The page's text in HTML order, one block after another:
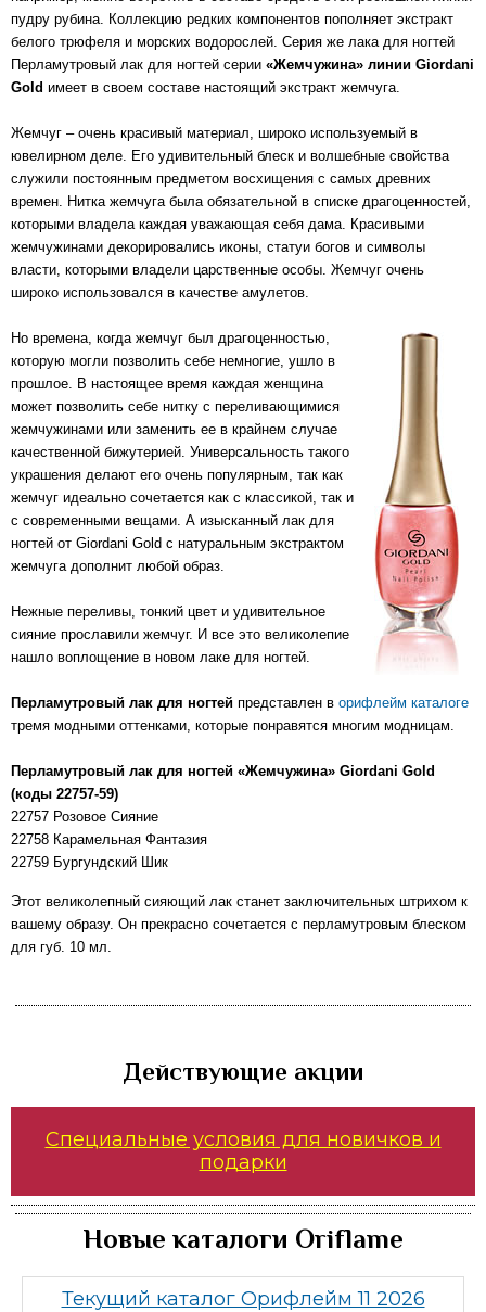
пудру рубина. Коллекцию редких компонентов пополняет экстракт
белого трюфеля и морских водорослей. Серия же лака для ногтей
Перламутровый лак для ногтей серии «Жемчужина» линии Giordani
Gold имеет в своем составе настоящий экстракт жемчуга.
Жемчуг – очень красивый материал, широко используемый в
ювелирном деле. Его удивительный блеск и волшебные свойства
служили постоянным предметом восхищения с самых древних
времен. Нитка жемчуга была обязательной в списке драгоценностей,
которыми владела каждая уважающая себя дама. Красивыми
жемчужинами декорировались иконы, статуи богов и символы
власти, которыми владели царственные особы. Жемчуг очень
широко использовался в качестве амулетов.
Но времена, когда жемчуг был драгоценностью,
которую могли позволить себе немногие, ушло в
прошлое. В настоящее время каждая женщина
может позволить себе нитку с переливающимися
жемчужинами или заменить ее в крайнем случае
качественной бижутерией. Универсальность такого
украшения делают его очень популярным, так как
жемчуг идеально сочетается как с классикой, так и
с современными вещами. А изысканный лак для
ногтей от Giordani Gold с натуральным экстрактом
жемчуга дополнит любой образ.
Нежные переливы, тонкий цвет и удивительное
сияние прославили жемчуг. И все это великолепие
нашло воплощение в новом лаке для ногтей.
Перламутровый лак для ногтей представлен в орифлейм каталоге
тремя модными оттенками, которые понравятся многим модницам.
Перламутровый лак для ногтей «Жемчужина» Giordani Gold
(коды 22757-59)
22757 Розовое Сияние
22758 Карамельная Фантазия
22759 Бургундский Шик
Этот великолепный сияющий лак станет заключительных штрихом к
вашему образу. Он прекрасно сочетается с перламутровым блеском
для губ. 10 мл.
Действующие акции
Специальные условия для новичков и
подарки
Новые каталоги Oriflame
Текущий каталог Орифлейм 11 2026